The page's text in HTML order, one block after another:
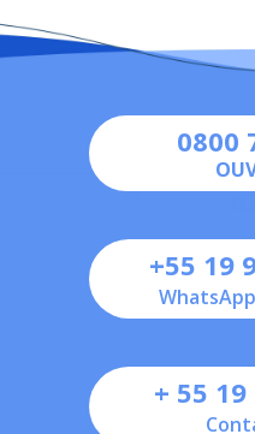
0800
+55 19
+ 55